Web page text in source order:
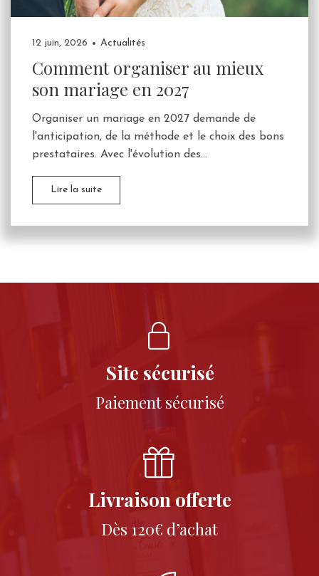
12 juin, 2026 Actualités
Comment organiser au mieux
son mariage en 2027
Organiser un mariage en 2027 demande de
l'anticipation, de la méthode et le choix des bons
prestataires. Avec l'évolution des...
Lire la suite
Site sécurisé
Paiement sécurisé
Livraison offerte
Dès 120€ d’achat